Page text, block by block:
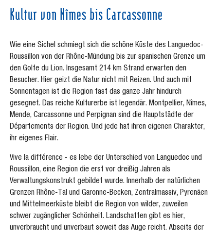
Kultur von Nîmes bis Carcassonne
Wie eine Sichel schmiegt sich die schöne Küste des Languedoc-
Roussillon von der Rhône-Mündung bis zur spanischen Grenze um
den Golfe du Lion. Insgesamt 214 km Strand erwarten den
Besucher. Hier geizt die Natur nicht mit Reizen. Und auch mit
Sonnentagen ist die Region fast das ganze Jahr hindurch
gesegnet. Das reiche Kulturerbe ist legendär. Montpellier, Nîmes,
Mende, Carcassonne und Perpignan sind die Hauptstädte der
Départements der Region. Und jede hat ihren eigenen Charakter,
ihr eigenes Flair.
Vive la différence - es lebe der Unterschied von Languedoc und
Roussillon, eine Region die erst vor dreißig Jahren als
Verwaltungskonstrukt gebildet wurde. Innerhalb der natürlichen
Grenzen Rhône-Tal und Garonne-Becken, Zentralmassiv, Pyrenäen
und Mittelmeerküste bleibt die Region von wilder, zuweilen
schwer zugänglicher Schönheit. Landschaften gibt es hier,
unverbraucht und unverbaut soweit das Auge reicht. Abseits der